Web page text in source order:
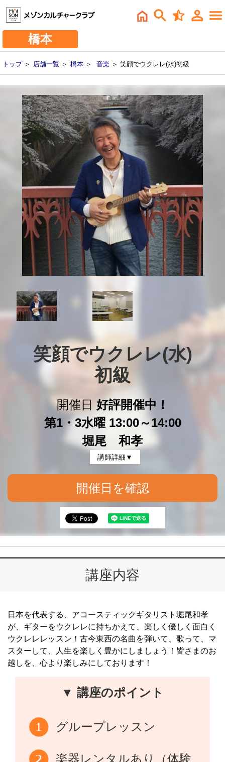
橋本
トップ＞ 店舗一覧 ＞ 橋本 ＞ 音楽 ＞ 笑顔でウクレレ(水)初級
笑顔でウクレレ(水)
初級
開催日好評開催中！
第1・3水曜 13:00～14:00
堀尾 和孝
講師詳細▼
開催日を確認
講座内容
日本を代表する、アコースティックギタリスト堀尾和孝
が、ギターをウクレレに持ちかえて、楽しく優しく面白く
ウクレレレッスン！古今東西の名曲を弾いて、歌って、マ
スターして、人生を楽しく豊かにしましょう！皆さまのお
越しを、心より楽しみにしております！
▼ 講座のポイント
グループレッスン
楽器レンタルあり（体験